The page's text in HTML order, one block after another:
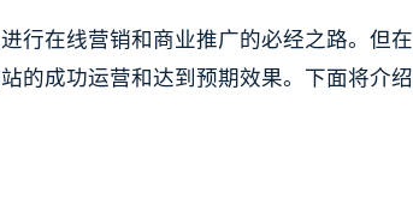
行在线营销和商业推广的必经之路。但在
的成功运营和达到预期效果。下面将介绍